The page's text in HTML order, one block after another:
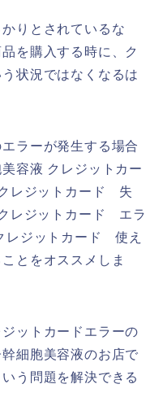
りとされているな
を購入する時に、ク
状況ではなくなるは
ラーが発生する場合
容液 クレジットカー
レジットカード 失
レジットカード エラ
レジットカード 使え
とをオススメしま
ットカードエラーの
細胞美容液のお店で
う問題を解決できる